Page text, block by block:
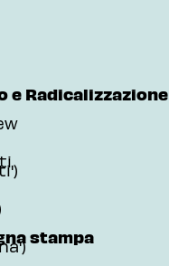
e Radicalizzazione
stampa